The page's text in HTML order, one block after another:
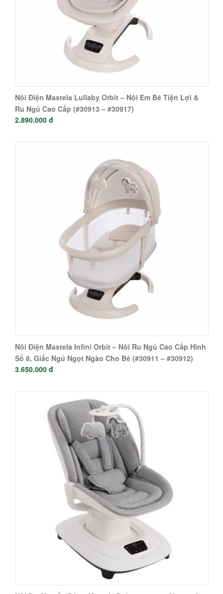
Nôi Điện Mastela Lullaby Orbit – Nôi Em Bé Tiện Lợi &
Ru Ngủ Cao Cấp (#30913 – #30917)
2.890.000 đ
Nôi Điện Mastela Infini Orbit – Nôi Ru Ngủ Cao Cấp Hình
Số 8, Giấc Ngủ Ngọt Ngào Cho Bé (#30911 – #30912)
3.650.000 đ